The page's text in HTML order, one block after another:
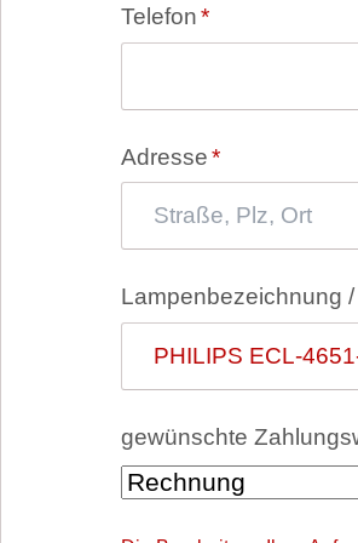
Pflichtfeld
Telefon*
Pflichtfeld
Adresse*
Pflichtfeld
Lampenbezeichnung
Pflichtfeld
gewünschte